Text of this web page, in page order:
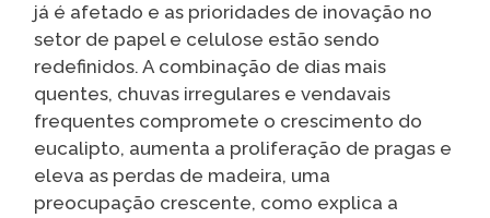
já é afetado e as prioridades de inovação no
setor de papel e celulose estão sendo
redefinidos. A combinação de dias mais
quentes, chuvas irregulares e vendavais
frequentes compromete o crescimento do
eucalipto, aumenta a proliferação de pragas e
eleva as perdas de madeira, uma
preocupação crescente, como explica a